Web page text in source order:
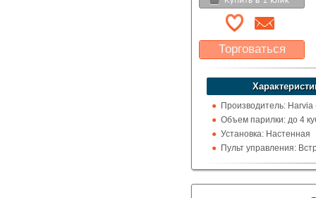
Торговаться
Какая цена Вас
устроит?
Указать цену
Производитель:
Объем парилки: до 4
Установка: Настенная
Пульт управления:
Использование: Для